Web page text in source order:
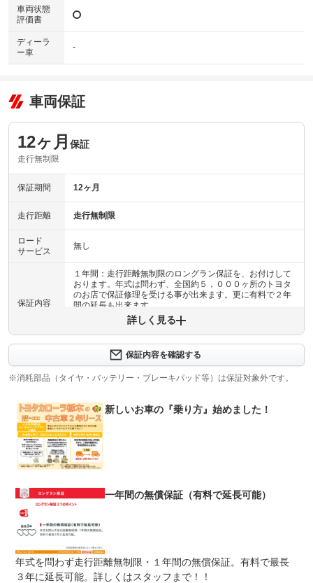
車両状態
評価書
ディーラ
ー車
-
車両保証
12ヶ月 保証
走行無制限
保証期間 12ヶ月
走行距離 走行無制限
ロード
サービス
無し
保証内容
１年間：走行距離無制限のロングラン保証を、お付けして
おります。年式は問わず、全国約５，０００ヶ所のトヨタ
のお店で保証修理を受ける事が出来ます。更に有料で２年
間の延長も出来ます。
保証項目
約６０項目・５０００部品が対象のロングラン保証。全国
約５０００か所で保証修理可能です。
修理回数 無制限
上限金額 車両本体価格
免責金 無し
受付先
-
法定整備
※車検なし・車検整備付の場合は法定24ヶ月点検整備付
※商用車は6ヶ月または12ヶ月点検整備付
法定整備
について
納車前点検整備：納車までに自社工場で入念な点検整備を
実施いたします。
詳しく見る
保証内容を確認する
※消耗部品（タイヤ・バッテリー・ブレーキパッド等）は保証対象外です。
新しいお車の『乗り方』始めました！
一年間の無償保証（有料で延長可能）
年式を問わず走行距離無制限・１年間の無償保証。有料で最長
３年に延長可能。詳しくはスタッフまで！！